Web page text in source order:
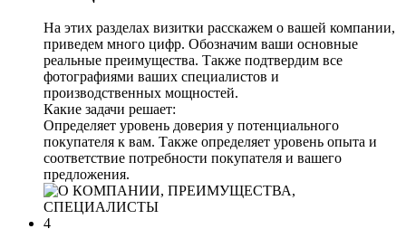
На этих разделах визитки расскажем о вашей компании,
приведем много цифр. Обозначим ваши основные
реальные преимущества. Также подтвердим все
фотографиями ваших специалистов и
производственных мощностей.
Какие задачи решает:
Определяет уровень доверия у потенциального
покупателя к вам. Также определяет уровень опыта и
соответствие потребности покупателя и вашего
предложения.
4